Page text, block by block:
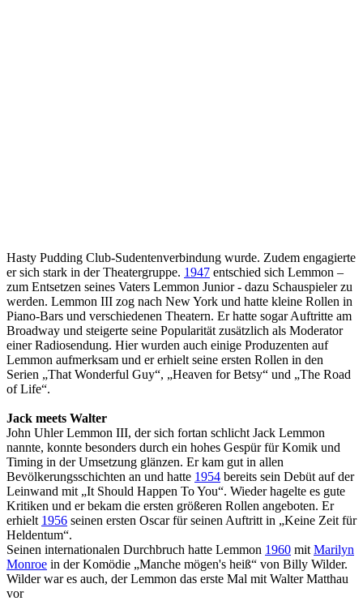
Hasty Pudding Club-Sudentenverbindung wurde. Zudem engagierte
er sich stark in der Theatergruppe. 1947 entschied sich Lemmon –
zum Entsetzen seines Vaters Lemmon Junior - dazu Schauspieler zu
werden. Lemmon III zog nach New York und hatte kleine Rollen in
Piano-Bars und verschiedenen Theatern. Er hatte sogar Auftritte am
Broadway und steigerte seine Popularität zusätzlich als Moderator
einer Radiosendung. Hier wurden auch einige Produzenten auf
Lemmon aufmerksam und er erhielt seine ersten Rollen in den
Serien „That Wonderful Guy“, „Heaven for Betsy“ und „The Road
of Life“.
Jack meets Walter
John Uhler Lemmon III, der sich fortan schlicht Jack Lemmon
nannte, konnte besonders durch ein hohes Gespür für Komik und
Timing in der Umsetzung glänzen. Er kam gut in allen
Bevölkerungsschichten an und hatte 1954 bereits sein Debüt auf der
Leinwand mit „It Should Happen To You“. Wieder hagelte es gute
Kritiken und er bekam die ersten größeren Rollen angeboten. Er
erhielt 1956 seinen ersten Oscar für seinen Auftritt in „Keine Zeit für
Heldentum“.
Seinen internationalen Durchbruch hatte Lemmon 1960 mit Marilyn
Monroe in der Komödie „Manche mögen's heiß“ von Billy Wilder.
Wilder war es auch, der Lemmon das erste Mal mit Walter Matthau
vor